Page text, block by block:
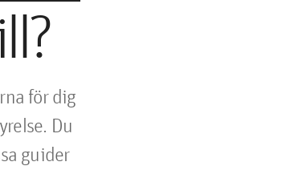
för dig
Du
guider